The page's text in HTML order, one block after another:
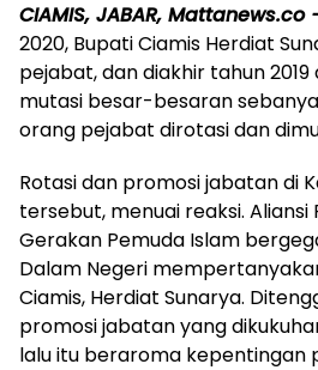
CIAMIS, JABAR, Mattanews.co
2020, Bupati Ciamis Herdiat
pejabat, dan diakhir tahun
mutasi besar-besaran
orang pejabat dirotasi dan
Rotasi dan promosi jabatan di
tersebut, menuai reaksi. Aliansi
Gerakan Pemuda Islam
Dalam Negeri
Ciamis, Herdiat Sunarya.
promosi jabatan yang
lalu itu beraroma kepentingan